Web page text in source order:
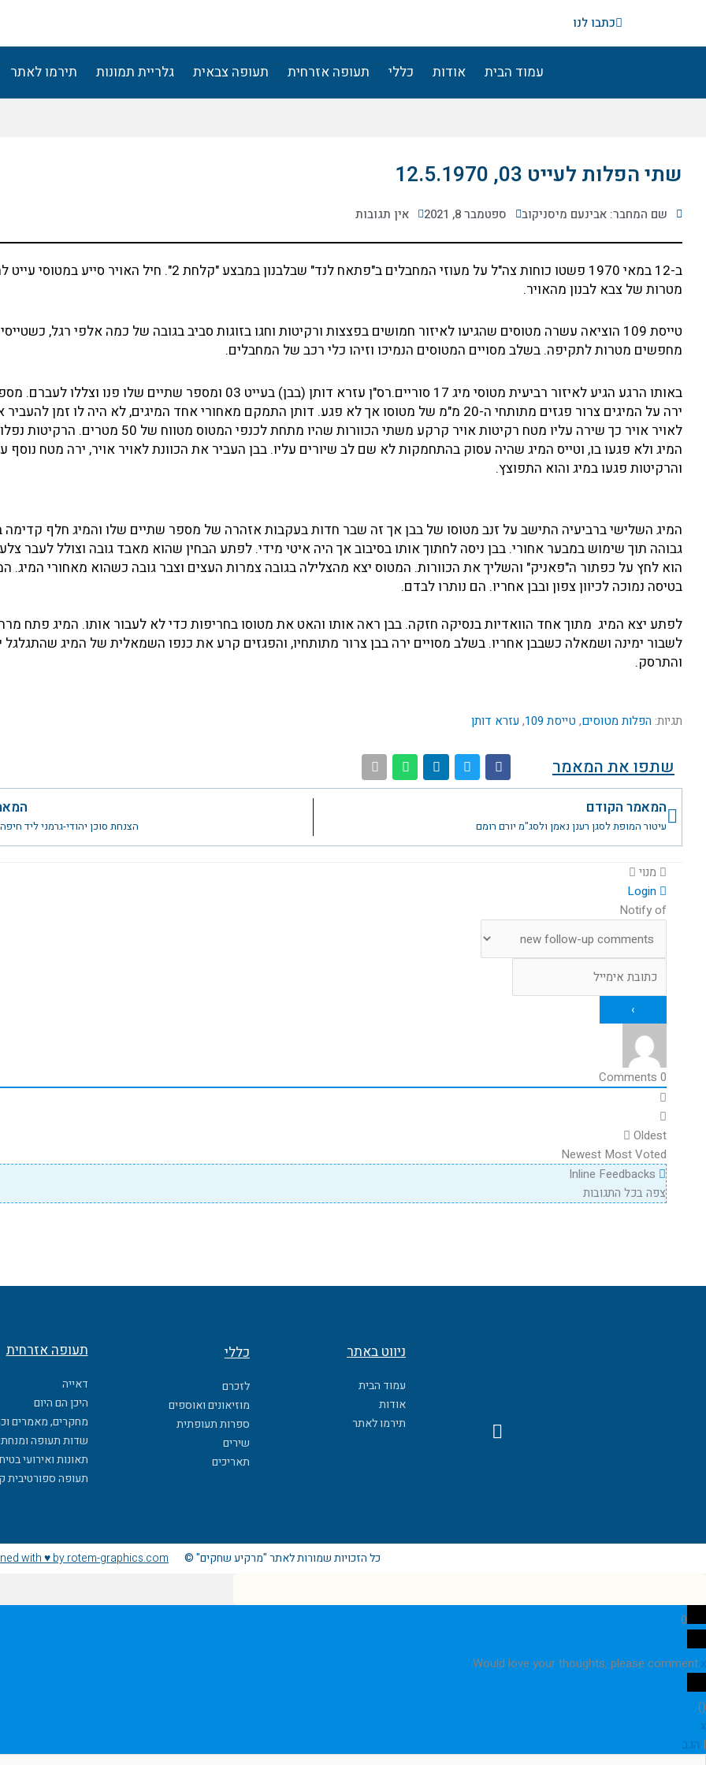
כתבו לנו
עמוד הבית אודות כללי תעופה אזרחית תעופה צבאית גלריית תמונות תירמו לאתר
שתי הפלות לעייט 03, 12.5.1970
שם המחבר: אבינעם מיסניקוב ספטמבר 8, 2021 אין תגובות
ב-12 במאי 1970 פשטו כוחות צה"ל על מעוזי המחבלים ב"פתאח לנד" שבלבנון במבצע "קלחת 2". חיל האויר
מטרות של צבא לבנון מהאויר.
טייסת 109 הוציאה עשרה מטוסים שהגיעו לאיזור חמושים בפצצות ורקיטות וחגו בזוגות סביב בגובה של כמה אלפי רגל,
מחפשים מטרות לתקיפה. בשלב מסויים המטוסים הנמיכו וזיהו כלי רכב של המחבלים.
באותו הרגע הגיע לאיזור רביעית מטוסי מיג 17 סוריים.רס"ן עזרא דותן (בבן) בעייט 03 ומספר שתיים שלו פנו
ירה על המיגים צרור פגזים מתותחי ה-20 מ"מ של מטוסו אך לא פגע. דותן התמקם מאחורי אחד המיגים, לא היה לו זמן
לאויר אויר כך שירה עליו מטח רקיטות אויר קרקע משתי הכוורות שהיו מתחת לכנפי המטוס
המיג ולא פגעו בו, וטייס המיג שהיה עסוק בהתחמקות לא שם לב שיורים עליו. בבן העביר את הכוונת לאויר אויר, ירה מטח נוסף
והרקיטות פגעו במיג והוא התפוצץ.
המיג השלישי ברביעיה התישב על זנב מטוסו של בבן אך זה שבר חדות בעקבות אזהרה של מספר שתיים שלו והמיג חלף קדימה
גבוהה תוך שימוש במבער אחורי. בבן ניסה לחתוך אותו בסיבוב אך היה איטי מידי. לפתע הבחין שהוא מאבד גובה וצולל לעבר
הוא לחץ על כפתור ה"פאניק" והשליך את הכוורות. המטוס יצא מהצלילה בגובה צמרות העצים וצבר גובה כשהוא מאחורי המיג.
בטיסה נמוכה לכיוון צפון ובבן אחריו. הם נותרו לבדם.
לפתע יצא המיג מתוך אחד הוואדיות בנסיקה חזקה. בבן ראה אותו והאט את מטוסו בחריפות כדי לא לעבור אותו. המיג פתח
לשבור ימינה ושמאלה כשבבן אחריו. בשלב מסויים ירה בבן צרור מתותחיו, והפגזים קרע את כנפו השמאלית של המיג שהתגלגל
והתרסק.
תגיות: הפלות מטוסים, טייסת 109 ,עזרא דותן
שתפו את המאמר
קודם
המאמר הקודם
עיטור המופת לסגן רענן נאמן ולסג"מ יורם רומם הצנחת סוכן יהודי-גרמני ליד
מנוי
Notify of
0
Oldest
Newest Most Voted
צפה בכל התגובות
F
a
o
ניווט באתר
עמוד הבית
אודות
תירמו לאתר
כללי
לזכרם
מוזיאונים ואוספים
ספרות תעופתית
שירים
תאריכים
תעופה אזרחית
דאייה
היכן הם היום
מחקרים, מאמרים
שדות תעופה
תאונות ואירועי
תעופה ספורטיבית
כל הזכויות שמורות לאתר "מרקיע שחקים" © with ♥ by rotem-graphics.com
0
Would love your thoughts, please comment.x
(
)
x
| הגב